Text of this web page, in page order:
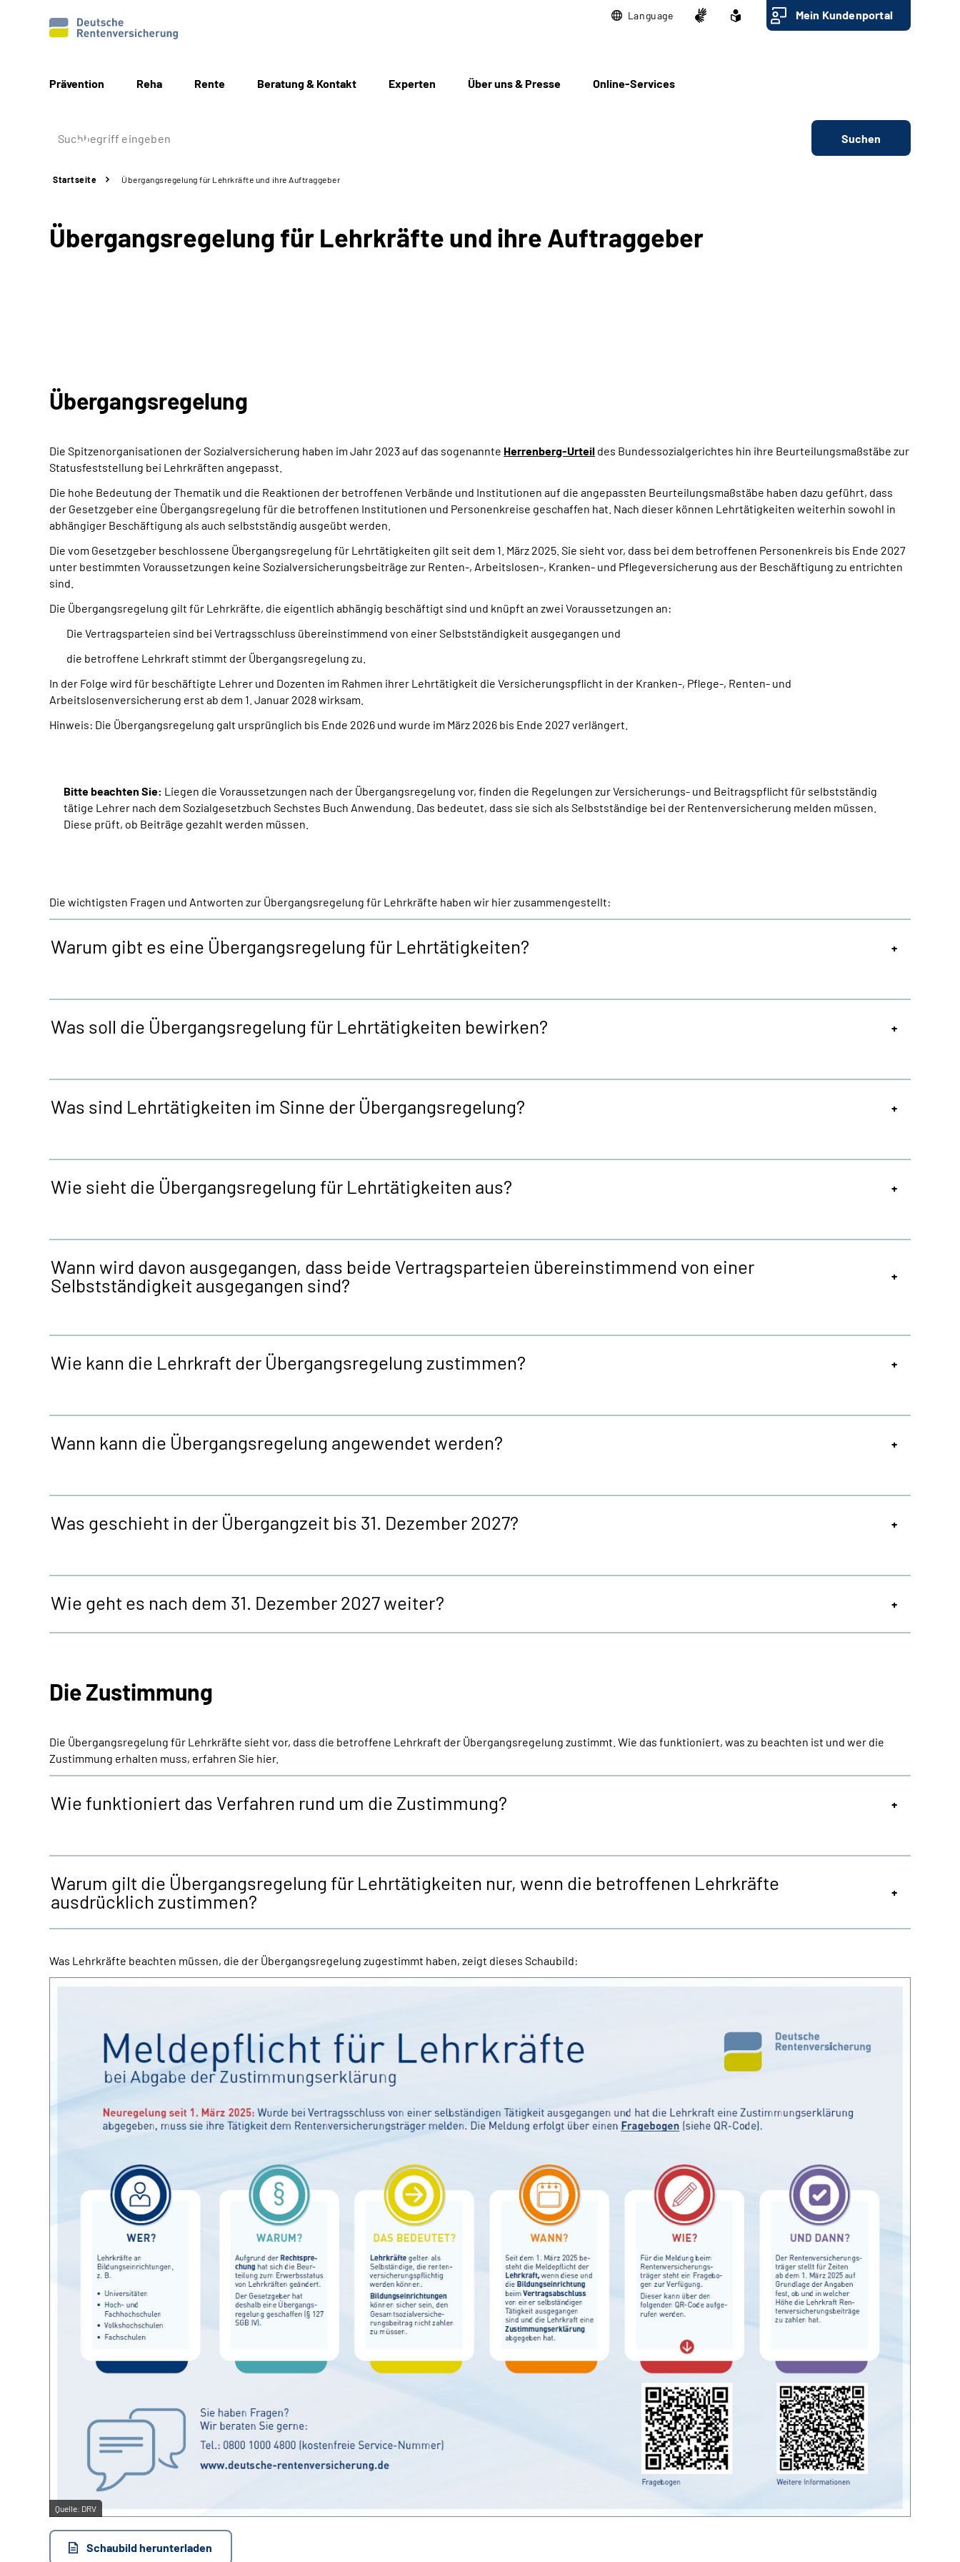
Language Mein Kundenportal
Prävention Reha Rente Beratung & Kontakt Experten Über uns & Presse Online-Services
Suchen
Startseite Übergangsregelung für Lehrkräfte und ihre Auftraggeber
Übergangsregelung für Lehrkräfte und ihre Auftraggeber
Übergangsregelung
Die Spitzenorganisationen der Sozialversicherung haben im Jahr 2023 auf das sogenannte Herrenberg-Urteil des Bundessozialgerichtes hin ihre Beurteilungsmaßstäbe zur
Statusfeststellung bei Lehrkräften angepasst.
Die hohe Bedeutung der Thematik und die Reaktionen der betroffenen Verbände und Institutionen auf die angepassten Beurteilungsmaßstäbe haben dazu geführt, dass
der Gesetzgeber eine Übergangsregelung für die betroffenen Institutionen und Personenkreise geschaffen hat. Nach dieser können Lehrtätigkeiten weiterhin sowohl in
abhängiger Beschäftigung als auch selbstständig ausgeübt werden.
Die vom Gesetzgeber beschlossene Übergangsregelung für Lehrtätigkeiten gilt seit dem 1. März 2025. Sie sieht vor, dass bei dem betroffenen Personenkreis bis Ende 2027
unter bestimmten Voraussetzungen keine Sozialversicherungsbeiträge zur Renten-, Arbeitslosen-, Kranken- und Pflegeversicherung aus der Beschäftigung zu entrichten
sind.
Die Übergangsregelung gilt für Lehrkräfte, die eigentlich abhängig beschäftigt sind und knüpft an zwei Voraussetzungen an:
Die Vertragsparteien sind bei Vertragsschluss übereinstimmend von einer Selbstständigkeit ausgegangen und
die betroffene Lehrkraft stimmt der Übergangsregelung zu.
In der Folge wird für beschäftigte Lehrer und Dozenten im Rahmen ihrer Lehrtätigkeit die Versicherungspflicht in der Kranken-, Pflege-, Renten- und
Arbeitslosenversicherung erst ab dem 1. Januar 2028 wirksam.
Hinweis: Die Übergangsregelung galt ursprünglich bis Ende 2026 und wurde im März 2026 bis Ende 2027 verlängert.
Bitte beachten Sie: Liegen die Voraussetzungen nach der Übergangsregelung vor, finden die Regelungen zur Versicherungs- und Beitragspflicht für selbstständig
tätige Lehrer nach dem Sozialgesetzbuch Sechstes Buch Anwendung. Das bedeutet, dass sie sich als Selbstständige bei der Rentenversicherung melden müssen.
Diese prüft, ob Beiträge gezahlt werden müssen.
Die wichtigsten Fragen und Antworten zur Übergangsregelung für Lehrkräfte haben wir hier zusammengestellt:
Warum gibt es eine Übergangsregelung für Lehrtätigkeiten?
Was soll die Übergangsregelung für Lehrtätigkeiten bewirken?
Was sind Lehrtätigkeiten im Sinne der Übergangsregelung?
Wie sieht die Übergangsregelung für Lehrtätigkeiten aus?
Wann wird davon ausgegangen, dass beide Vertragsparteien übereinstimmend von einer
Selbstständigkeit ausgegangen sind?
Wie kann die Lehrkraft der Übergangsregelung zustimmen?
Wann kann die Übergangsregelung angewendet werden?
Was geschieht in der Übergangzeit bis 31. Dezember 2027?
Wie geht es nach dem 31. Dezember 2027 weiter?
Die Zustimmung
Die Übergangsregelung für Lehrkräfte sieht vor, dass die betroffene Lehrkraft der Übergangsregelung zustimmt. Wie das funktioniert, was zu beachten ist und wer die
Zustimmung erhalten muss, erfahren Sie hier.
Wie funktioniert das Verfahren rund um die Zustimmung?
Warum gilt die Übergangsregelung für Lehrtätigkeiten nur, wenn die betroffenen Lehrkräfte
ausdrücklich zustimmen?
Was Lehrkräfte beachten müssen, die der Übergangsregelung zugestimmt haben, zeigt dieses Schaubild:
Quelle: DRV
Schaubild herunterladen